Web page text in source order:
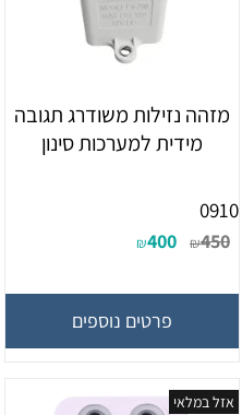
מזהה נזילות משודרג תגובה
מידית למערכות סינון
0910
₪450
₪400
פרטים נוספים
אזל במלאי